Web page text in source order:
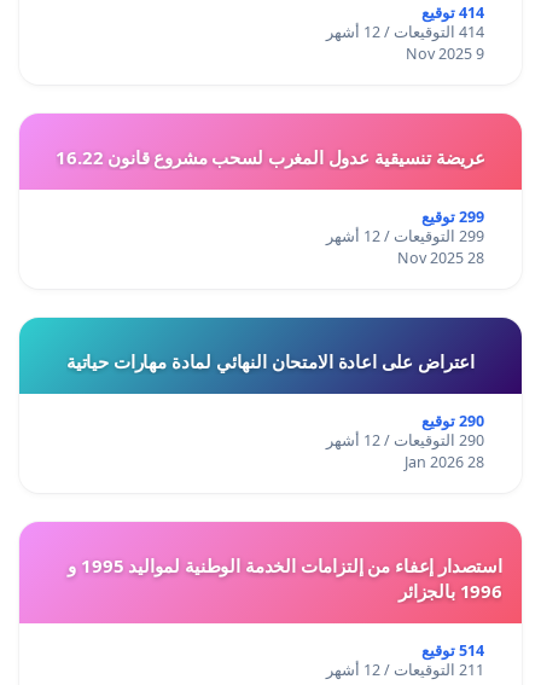
414 توقيع
414 التوقيعات / 12 أشهر
9 Nov 2025
عريضة تنسيقية عدول المغرب لسحب مشروع قانون 16.22
299 توقيع
299 التوقيعات / 12 أشهر
28 Nov 2025
اعتراض على اعادة الامتحان النهائي لمادة مهارات حياتية
290 توقيع
290 التوقيعات / 12 أشهر
28 Jan 2026
استصدار إعفاء من إلتزامات الخدمة الوطنية لمواليد 1995 و
1996 بالجزائر
514 توقيع
211 التوقيعات / 12 أشهر